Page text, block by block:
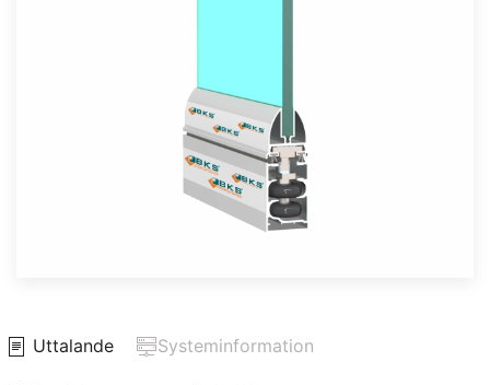
Uttalande Systeminformation